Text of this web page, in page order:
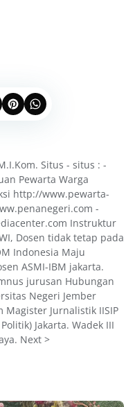
Situs - situs : -
Pewarta Warga
http://www.pewarta-
-
Instruktur
Dosen tidak tetap pada
Indonesia Maju
ASMI-IBM jakarta.
jurusan Hubungan
Negeri Jember
Magister Jurnalistik IISIP
Jakarta. Wadek III
Next >